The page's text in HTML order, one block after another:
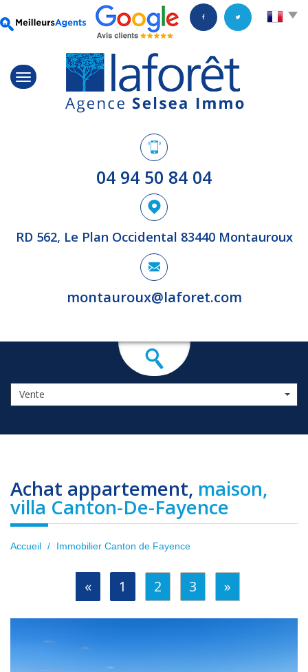
04 94 50 84 04
RD 562, Le Plan Occidental 83440 Montauroux
montauroux@laforet.com
Vente
Achat appartement, maison,
villa Canton-De-Fayence
Accueil Immobilier Canton de Fayence
« 1 2 3 »